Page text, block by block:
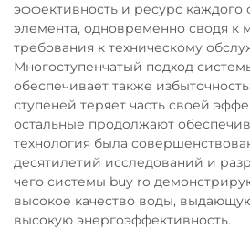
эффективность и ресурс
элемента, одновременно сводя к
требования к техническому
Многоступенчатый подход
обеспечивает также
ступеней теряет часть своей
остальные продолжают
технология была
десятилетий исследований и
чего системы buy ro
высокое качество воды,
высокую энергоэффективность.